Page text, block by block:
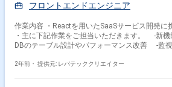
フロントエンドエンジニア
作業内容 ・Reactを用いたSaaSサービス開発に
・主に下記作業をご担当いただきます。 -新
DBのテーブル設計やパフォーマンス改善 -監
テスト
2年前・ 提供元: レバテッククリエイター